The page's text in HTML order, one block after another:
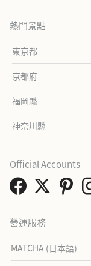
熱門景點
東京都
京都府
福岡縣
神奈川縣
營運服務
MATCHA (日本語)
Official Accounts